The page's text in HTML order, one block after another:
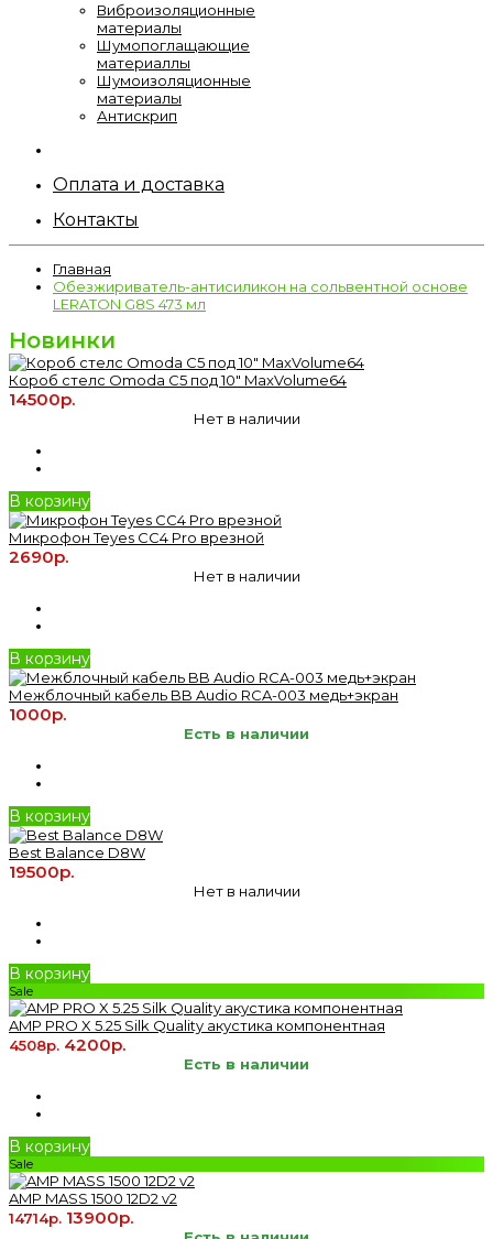
Виброизоляционные
материалы
Шумопоглащающие
материаллы
Шумоизоляционные
материалы
Антискрип
Оплата и доставка
Контакты
Главная
Обезжириватель-антисиликон на сольвентной основе
LERATON G8S 473 мл
Новинки
Короб стелс Omoda C5 под 10" MaxVolume64
14500р.
Нет в наличии
В корзину
Микрофон Teyes CC4 Pro врезной
2690р.
Нет в наличии
В корзину
Межблочный кабель BB Audio RCA-003 медь+экран
1000р.
Есть в наличии
В корзину
Best Balance D8W
19500р.
Нет в наличии
В корзину
Sale
AMP PRO X 5.25 Silk Quality акустика компонентная
4508р. 4200р.
Есть в наличии
В корзину
Sale
AMP MASS 1500 12D2 v2
14714р. 13900р.